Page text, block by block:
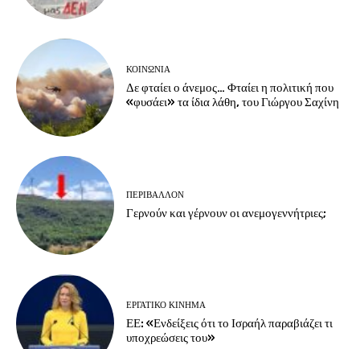
ΚΟΙΝΩΝΙΑ
Δε φταίει ο άνεμος… Φταίει η πολιτική που
«φυσάει» τα ίδια λάθη, του Γιώργου Σαχίνη
ΠΕΡΙΒΆΛΛΟΝ
Γερνούν και γέρνουν οι ανεμογεννήτριες;
ΕΡΓΑΤΙΚΟ ΚΙΝΗΜΑ
ΕΕ: «Ενδείξεις ότι το Ισραήλ παραβιάζει τι
υποχρεώσεις του»